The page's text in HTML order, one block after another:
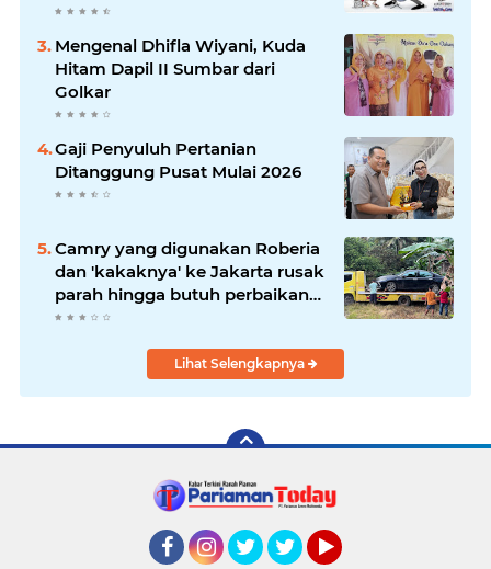
Mengenal Dhifla Wiyani, Kuda
Hitam Dapil II Sumbar dari
Golkar
Gaji Penyuluh Pertanian
Ditanggung Pusat Mulai 2026
Camry yang digunakan Roberia
dan 'kakaknya' ke Jakarta rusak
parah hingga butuh perbaikan
200 juta
Lihat Selengkapnya